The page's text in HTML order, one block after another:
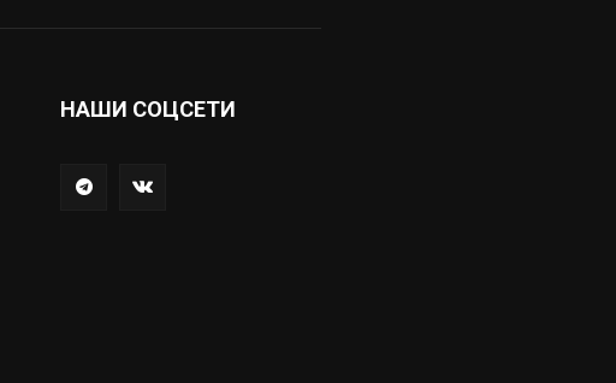
НАШИ СОЦСЕТИ